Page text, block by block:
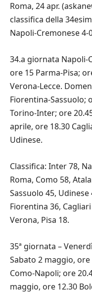
Roma, 24 apr.
classifica della
Napoli-Cremonese 4-
34.a giornata Napoli-
ore 15 Parma-Pisa;
Verona-Lecce.
Fiorentina-Sassuolo;
Torino-Inter; ore
aprile, ore 18.30
Udinese.
Classifica: Inter 78,
Roma, Como 58,
Sassuolo 45,
Fiorentina 36,
Verona, Pisa 18.
35ª giornata –
Sabato 2 maggio,
Como-Napoli; ore
maggio, ore 12.30